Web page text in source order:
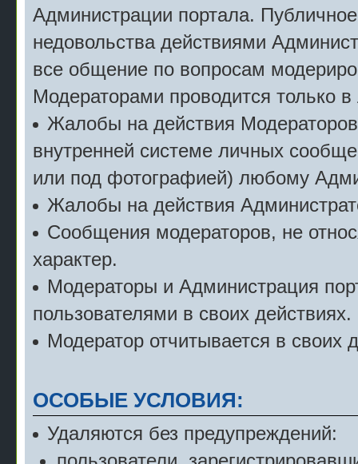
Администрации портала.
недовольства действиями
все общение по вопросам
Модераторами проводится только
Жалобы на действия
внутренней системе личных
или под фотографией) любому
Жалобы на действия
Сообщения модераторов, не
характер.
Модераторы и Администрация
пользователями в своих действиях.
Модератор отчитывается в своих
ОСОБЫЕ УСЛОВИЯ:
Удаляются без предупреждений: